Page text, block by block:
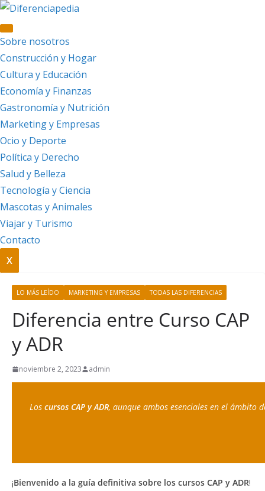
Saltar
al
contenido
Sobre nosotros
Construcción y Hogar
Cultura y Educación
Economía y Finanzas
Gastronomía y Nutrición
Marketing y Empresas
Ocio y Deporte
Política y Derecho
Salud y Belleza
Tecnología y Ciencia
Mascotas y Animales
Viajar y Turismo
Contacto
X
LO MÁS LEÍDO MARKETING Y EMPRESAS TODAS LAS DIFERENCIAS
Diferencia entre Curso CAP
y ADR
noviembre 2, 2023 admin
Los cursos CAP y ADR, aunque ambos esenciales en el ámbito
¡Bienvenido a la guía definitiva sobre los cursos CAP y ADR!